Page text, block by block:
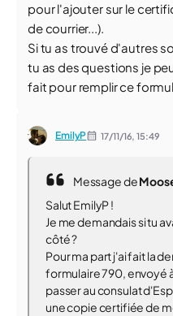
pour l'ajouter sur le
de courrier...).
Si tu as trouvé d'autres
tu as des questions je
fait pour remplir ce
EmilyP 17/11/16,15:49
Message de
Salut EmilyP !
Je me demandais si tu
côté ?
Pour ma part j'ai fait la
formulaire 790, envoyé
passer au consulat
une copie certifiée de